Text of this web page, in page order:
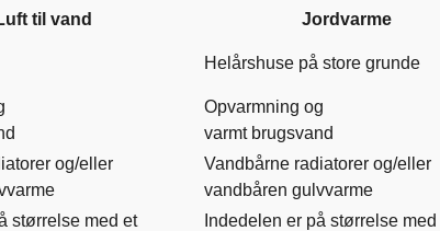
til vand Jordvarme
Helårshuse på store grunde
Opvarmning og
varmt brugsvand
og/eller
Vandbårne radiatorer og/eller
vandbåren gulvvarme
størrelse med et
Indedelen er på størrelse med